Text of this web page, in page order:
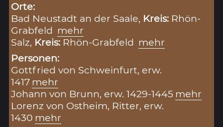
Orte:
Bad Neustadt an der Saale, Kreis: Rhön-
Grabfeld mehr
Salz, Kreis: Rhön-Grabfeld mehr
Personen:
Gottfried von Schweinfurt, erw.
1417 mehr
Johann von Brunn, erw. 1429-1445 mehr
Lorenz von Ostheim, Ritter, erw.
1430 mehr